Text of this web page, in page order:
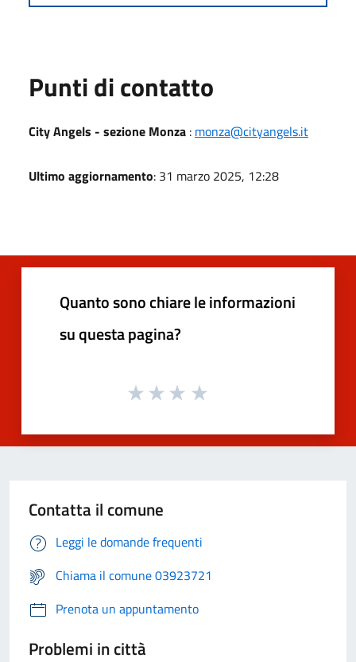
Punti di contatto
City Angels - sezione Monza : monza@cityangels.it
Ultimo aggiornamento: 31 marzo 2025, 12:28
Quanto sono chiare le informazioni
su questa pagina?
Contatta il comune
Leggi le domande frequenti
Chiama il comune 03923721
Prenota un appuntamento
Problemi in città